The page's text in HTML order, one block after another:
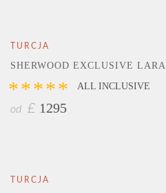
TURCJA
SHERWOOD EXCLUSIVE LARA
***** ALL INCLUSIVE
od £ 1295
TURCJA